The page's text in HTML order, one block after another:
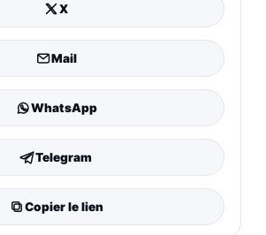
X
Mail
WhatsApp
Telegram
Copier le lien